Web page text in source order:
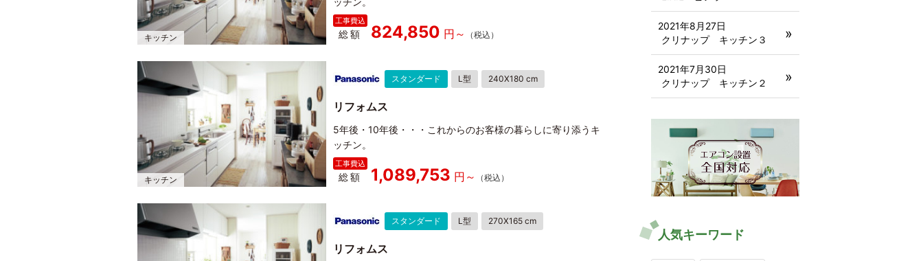
総額 824,850
スタンダード L型 240X180 cm
リフォムス
5年後・10年後・・・これからのお客様の暮らしに寄り添うキ
ッチン。
総額 1,089,753
スタンダード L型 270X165 cm
リフォムス
クリナップ キッチン３
2021年8月27日
クリナップ キッチン２
2021年7月30日
人気キーワード